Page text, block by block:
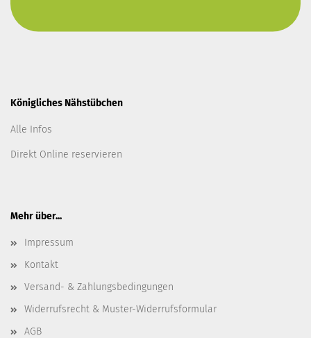
Königliches Nähstübchen
Alle Infos
Direkt Online reservieren
Mehr über...
Impressum
Kontakt
Versand- & Zahlungsbedingungen
Widerrufsrecht & Muster-Widerrufsformular
AGB